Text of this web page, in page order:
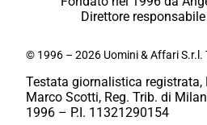
Direttore
© 1996 – 2026 Uomini & Affari
Testata giornalistica registrata,
Marco Scotti, Reg. Trib. di
1996 – P.I. 11321290154